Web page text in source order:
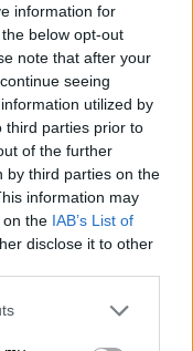
information for
below opt-out
note that after your
seeing
utilized by
third parties prior to
of the further
by third parties on the
information may
on the IAB’s List of
disclose it to other
δεν
Το
τους